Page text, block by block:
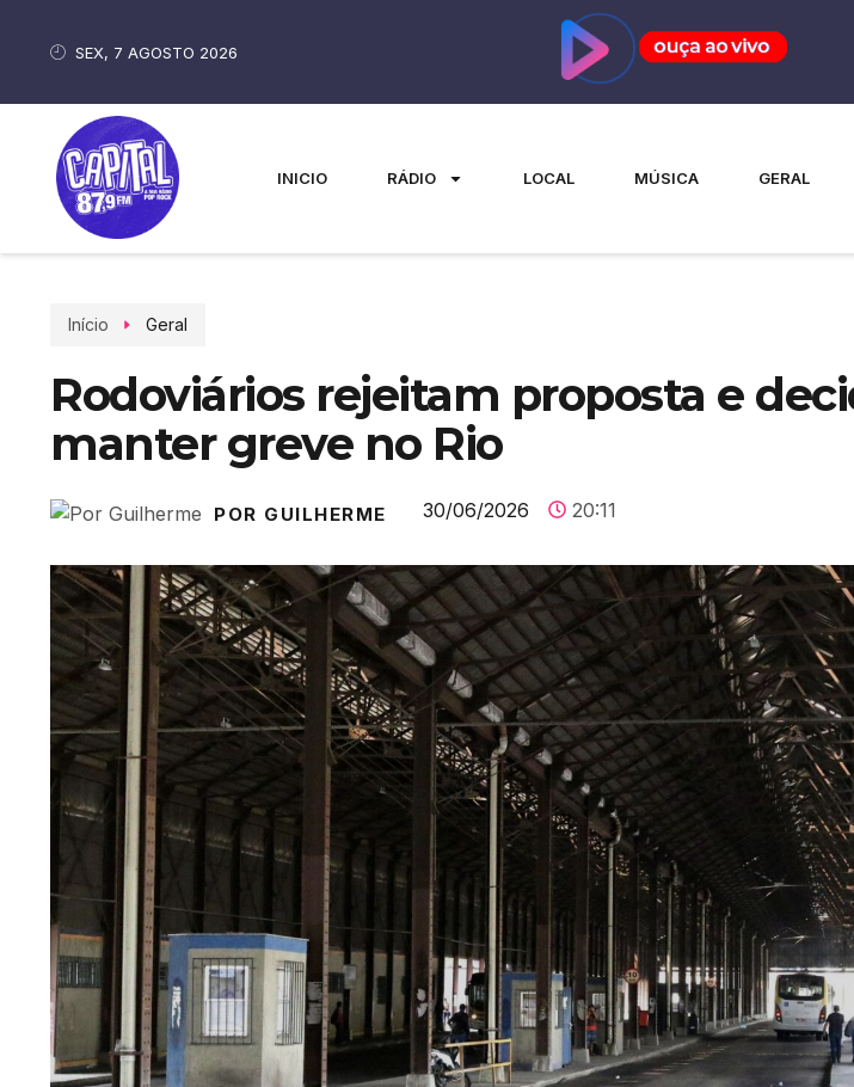
SEX, 7 AGOSTO 2026
INICIO RÁDIO LOCAL MÚSICA GERAL
Início Geral
Rodoviários rejeitam proposta e
manter greve no Rio
POR GUILHERME 30/06/2026 20:11